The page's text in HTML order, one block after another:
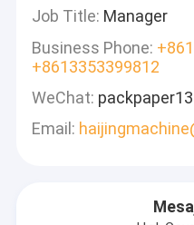
Job Title: Manager
Business Phone:
+8613353399812
WeChat:
Email: